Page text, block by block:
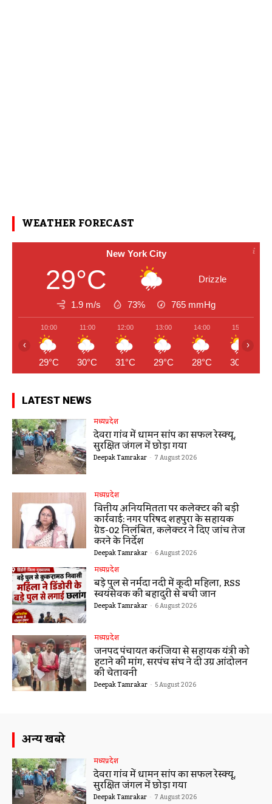
WEATHER FORECAST
New York City
29°C Drizzle
1.9 m/s 73% 765 mmHg
10:00
29°C
11:00
30°C
12:00
31°C
13:00
29°C
14:00
28°C
15:00
30°C
‹ ›
LATEST NEWS
मध्यप्रदेश
देवरा गांव में धामन सांप का सफल रेस्क्यू,
सुरक्षित जंगल में छोड़ा गया
Deepak Tamrakar - 7 August 2026
मध्यप्रदेश
वित्तीय अनियमितता पर कलेक्टर की बड़ी
कार्रवाई: नगर परिषद शहपुरा के सहायक
ग्रेड-02 निलंबित, कलेक्टर ने दिए जांच तेज
करने के निर्देश
Deepak Tamrakar - 6 August 2026
मध्यप्रदेश
बड़े पुल से नर्मदा नदी में कूदी महिला, RSS
स्वयंसेवक की बहादुरी से बची जान
Deepak Tamrakar - 6 August 2026
मध्यप्रदेश
जनपद पंचायत करंजिया से सहायक यंत्री को
हटाने की मांग, सरपंच संघ ने दी उग्र आंदोलन
की चेतावनी
Deepak Tamrakar - 5 August 2026
अन्य खबरे
मध्यप्रदेश
देवरा गांव में धामन सांप का सफल रेस्क्यू,
सुरक्षित जंगल में छोड़ा गया
Deepak Tamrakar - 7 August 2026